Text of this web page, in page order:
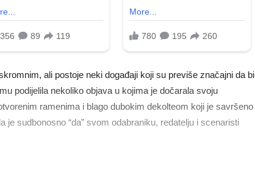
ali postoje neki događaji koji su previše značajni da bi
podijelila nekoliko objava u kojima je dočarala svoju
ramenima i blago dubokim dekolteom koji je savršeno
je sudbonosno “da” svom odabraniku, redatelju i scenaristi